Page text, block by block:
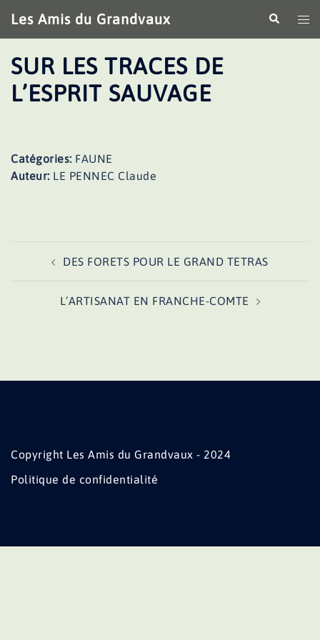
au
contenu
Les Amis du Grandvaux
le
SUR LES TRACES DE
L’ESPRIT SAUVAGE
Catégories: FAUNE
Auteur: LE PENNEC Claude
d’articleDES FORETS POUR LE GRAND TETRAS
L’ARTISANAT EN FRANCHE-COMTE
Copyright Les Amis du Grandvaux - 2024
Politique de confidentialité